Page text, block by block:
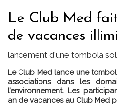
Le Club Med
de vacances
lancement d'une tombola
Le Club Med lance une
associations dans les
l’environnement. Les
an de vacances au Club Med